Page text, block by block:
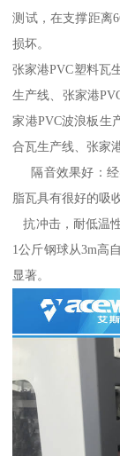
测试，在支撑距离
损坏。
张家港PVC塑料瓦
生产线、张家港
家港PVC波浪板生
合瓦生产线、张家
隔音效果好：经
脂瓦具有很好的吸
抗冲击，耐低温
1公斤钢球从3m高
显著。